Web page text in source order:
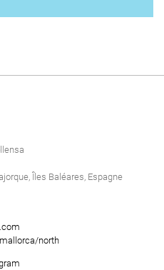
Îles Baléares, Espagne
north